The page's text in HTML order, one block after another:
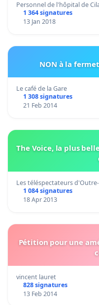
Personnel de l'hôpital de
1 364 signatures
13 Jan 2018
NON à la
Le café de la Gare
1 308 signatures
21 Feb 2014
The Voice, la plus
Les téléspectateurs
1 084 signatures
18 Apr 2013
Pétition pour une
vincent lauret
828 signatures
13 Feb 2014